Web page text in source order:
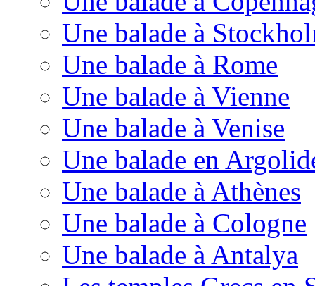
Une balade à
Une balade à Rome
Une balade à Vienne
Une balade à Venise
Une balade en
Une balade à Athènes
Une balade à Cologne
Une balade à Antalya